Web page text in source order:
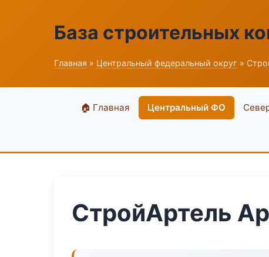
База строительных
Главная » Центральный федеральный округ »
🏠 Главная Центральный ФО
СтройАртель